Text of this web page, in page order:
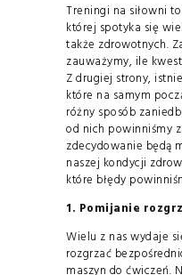
Treningi na siłowni
której spotyka się
także zdrowotnych.
zauważymy, ile
Z drugiej strony,
które na samym
różny sposób
od nich powinniśmy
zdecydowanie będą
naszej kondycji
które błędy
1. Pomijanie
Wielu z nas wydaje
rozgrzać
maszyn do ćwiczeń.